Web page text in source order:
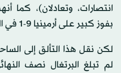
انتصارات، وتعادلان)، كما
بفوز كبير على أرمينيا 9-1 في التصفيات.
لكن نقل هذا التألق إلى
لم تبلغ البرتغال نصف